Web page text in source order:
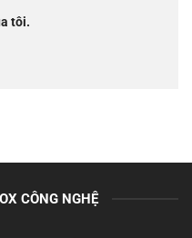
tôi.
CÔNG NGHỆ